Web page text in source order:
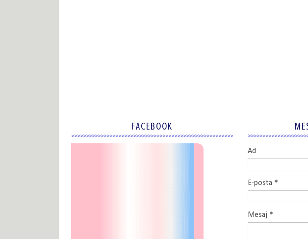
FACEBOOK
Ad
E-posta *
Mesaj *